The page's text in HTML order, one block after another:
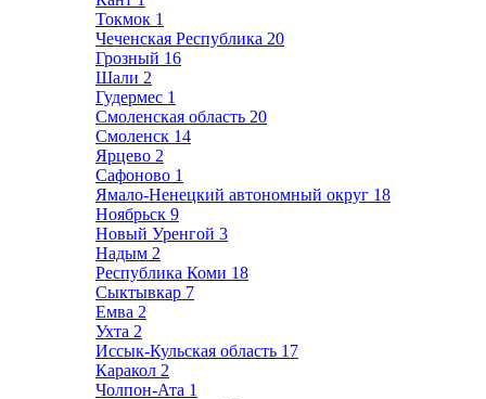
Токмок 1
Чеченская Республика 20
Грозный 16
Шали 2
Гудермес 1
Смоленская область 20
Смоленск 14
Ярцево 2
Сафоново 1
Ямало-Ненецкий автономный округ 18
Ноябрьск 9
Новый Уренгой 3
Надым 2
Республика Коми 18
Сыктывкар 7
Емва 2
Ухта 2
Иссык-Кульская область 17
Каракол 2
Чолпон-Ата 1